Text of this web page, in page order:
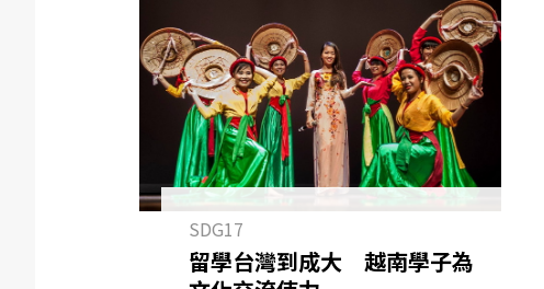
SDG17
留學台灣到成大 越南學子為